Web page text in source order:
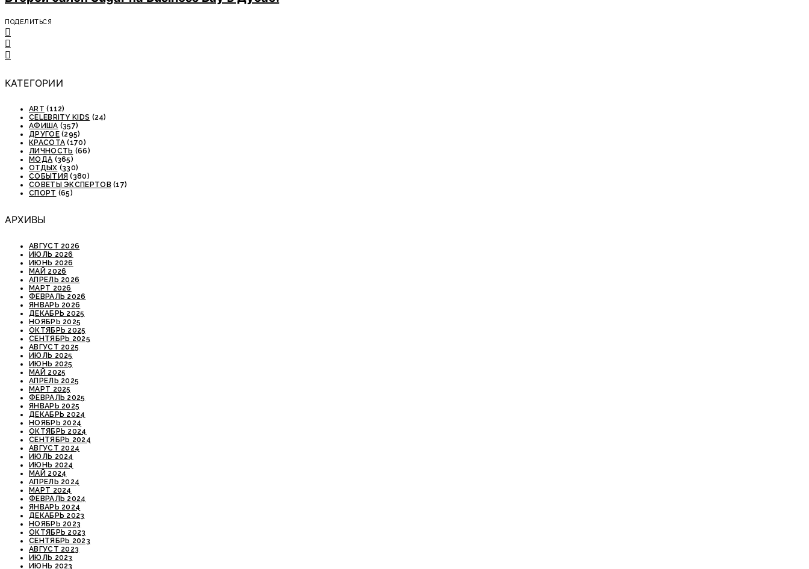
ПОДЕЛИТЬСЯ
КАТЕГОРИИ
ART (112)
CELEBRITY KIDS (24)
АФИША (357)
ДРУГОЕ(295)
КРАСОТА (170)
ЛИЧНОСТЬ (66)
МОДА (365)
ОТДЫХ (330)
СОБЫТИЯ (380)
СОВЕТЫ ЭКСПЕРТОВ (17)
СПОРТ (65)
АРХИВЫ
АВГУСТ 2026
ИЮЛЬ 2026
ИЮНЬ 2026
МАЙ 2026
АПРЕЛЬ 2026
МАРТ 2026
ФЕВРАЛЬ 2026
ЯНВАРЬ 2026
ДЕКАБРЬ 2025
НОЯБРЬ 2025
ОКТЯБРЬ 2025
СЕНТЯБРЬ 2025
АВГУСТ 2025
ИЮЛЬ 2025
ИЮНЬ 2025
МАЙ 2025
АПРЕЛЬ 2025
МАРТ 2025
ФЕВРАЛЬ 2025
ЯНВАРЬ 2025
ДЕКАБРЬ 2024
НОЯБРЬ 2024
ОКТЯБРЬ 2024
СЕНТЯБРЬ 2024
АВГУСТ 2024
ИЮЛЬ 2024
ИЮНЬ 2024
МАЙ 2024
АПРЕЛЬ 2024
МАРТ 2024
ФЕВРАЛЬ 2024
ЯНВАРЬ 2024
ДЕКАБРЬ 2023
НОЯБРЬ 2023
ОКТЯБРЬ 2023
СЕНТЯБРЬ 2023
АВГУСТ 2023
ИЮЛЬ 2023
ИЮНЬ 2023